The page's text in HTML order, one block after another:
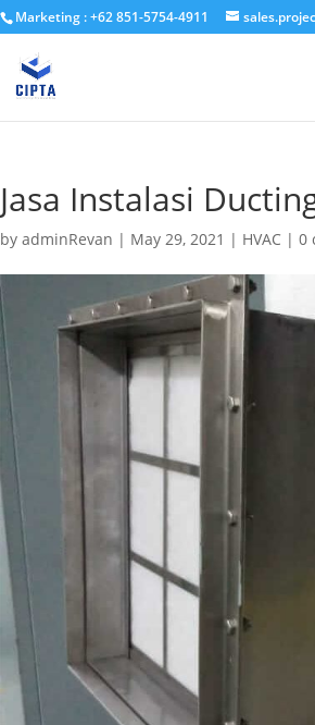
Marketing : +62 851-5754-4911
Jasa Instalasi
byadminRevan | May 29, 2021 | HVAC |0